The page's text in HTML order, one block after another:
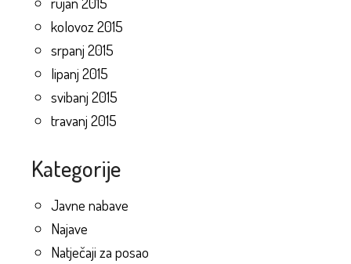
kolovoz 2015
srpanj 2015
lipanj 2015
svibanj 2015
travanj 2015
Kategorije
Javne nabave
Najave
Natječaji za posao